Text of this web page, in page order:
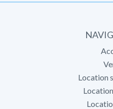
Location